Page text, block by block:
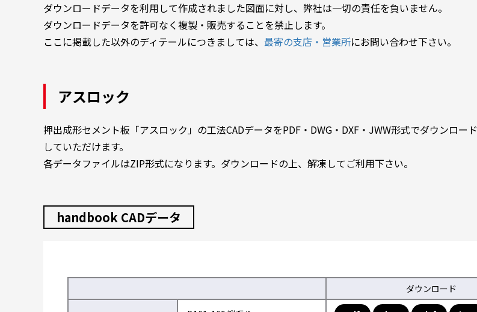
ダウンロードデータを利用して作成されました図面に対し、弊社は一切の責任を負いません。
ダウンロードデータを許可なく複製・販売することを禁止します。
ここに掲載した以外のディテールにつきましては、 最寄の支店・営業所にお問い合わせ下さい。
アスロック
押出成形セメント板「アスロック」の工法CADデータをPDF・DWG・DXF・JWW形式でダウンロード
していただけます。
各データファイルはZIP形式になります。ダウンロードの上、解凍してご利用下さい。
handbook CADデータ
ダウンロード